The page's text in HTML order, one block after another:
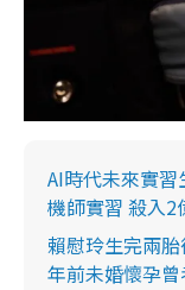
AI時代未來實
機師實習 殺入2
賴慰玲生完兩
年前未婚懷孕